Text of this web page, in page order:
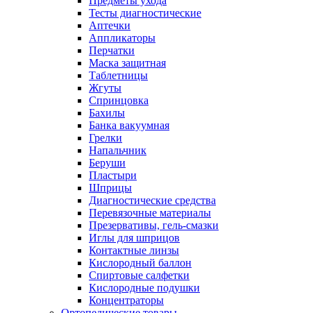
Тесты диагностические
Аптечки
Аппликаторы
Перчатки
Маска защитная
Таблетницы
Жгуты
Спринцовка
Бахилы
Банка вакуумная
Грелки
Напальчник
Беруши
Пластыри
Шприцы
Диагностические средства
Перевязочные материалы
Презервативы, гель-смазки
Иглы для шприцов
Контактные линзы
Кислородный баллон
Спиртовые салфетки
Кислородные подушки
Концентраторы